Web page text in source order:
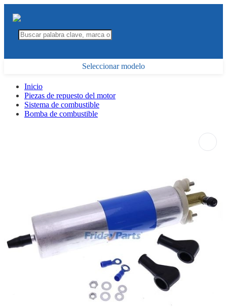
Seleccionar modelo
Inicio
Piezas de repuesto del motor
Sistema de combustible
Bomba de combustible